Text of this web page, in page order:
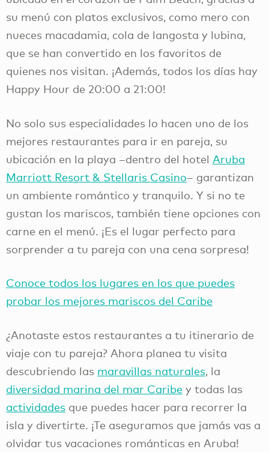
su menú con platos exclusivos, como mero con
nueces macadamia, cola de langosta y lubina,
que se han convertido en los favoritos de
quienes nos visitan. ¡Además, todos los días hay
Happy Hour de 20:00 a 21:00!
No solo sus especialidades lo hacen uno de los
mejores restaurantes para ir en pareja, su
ubicación en la playa –dentro del hotel Aruba
Marriott Resort & Stellaris Casino– garantizan
un ambiente romántico y tranquilo. Y si no te
gustan los mariscos, también tiene opciones con
carne en el menú. ¡Es el lugar perfecto para
sorprender a tu pareja con una cena sorpresa!
Conoce todos los lugares en los que puedes
probar los mejores mariscos del Caribe
¿Anotaste estos restaurantes a tu itinerario de
viaje con tu pareja? Ahora planea tu visita
descubriendo las maravillas naturales, la
diversidad marina del mar Caribe y todas las
actividades que puedes hacer para recorrer la
isla y divertirte. ¡Te aseguramos que jamás vas a
olvidar tus vacaciones románticas en Aruba!